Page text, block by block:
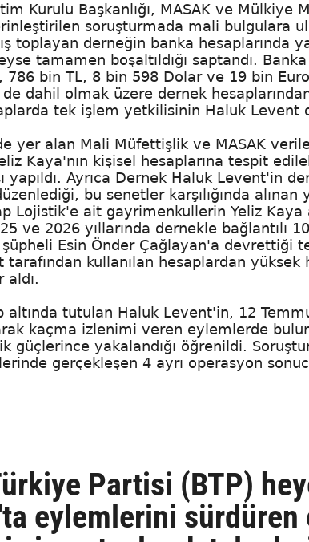
Kurulu Başkanlığı, MASAK ve Mülkiye
soruşturmada mali bulgulara
toplayan derneğin banka hesaplarında
tamamen boşaltıldığı saptandı.
786 bin TL, 8 bin 598 Dolar ve 19 bin
dahil olmak üzere dernek
tek işlem yetkilisinin Haluk Levent
yer alan Mali Müfettişlik ve MASAK
Kaya'nın kişisel hesaplarına tespit
yapıldı. Ayrıca Dernek Haluk Levent'in
bu senetler karşılığında alınan
Lojistik'e ait gayrimenkullerin Yeliz
ve 2026 yıllarında dernekle bağlantılı
şüpheli Esin Önder Çağlayan'a devrettiği
tarafından kullanılan hesaplardan yüksek
aldı.
tutulan Haluk Levent'in, 12
kaçma izlenimi veren eylemlerde
güçlerince yakalandığı öğrenildi.
gerçekleşen 4 ayrı operasyon
Partisi (BTP)
eylemlerini sürdüren